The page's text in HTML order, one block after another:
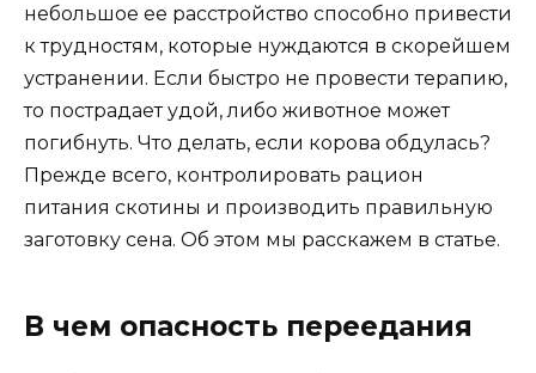
небольшое ее расстройство способно привести
к трудностям, которые нуждаются в скорейшем
устранении. Если быстро не провести терапию,
то пострадает удой, либо животное может
погибнуть. Что делать, если корова обдулась?
Прежде всего, контролировать рацион
питания скотины и производить правильную
заготовку сена. Об этом мы расскажем в статье.
В чем опасность переедания